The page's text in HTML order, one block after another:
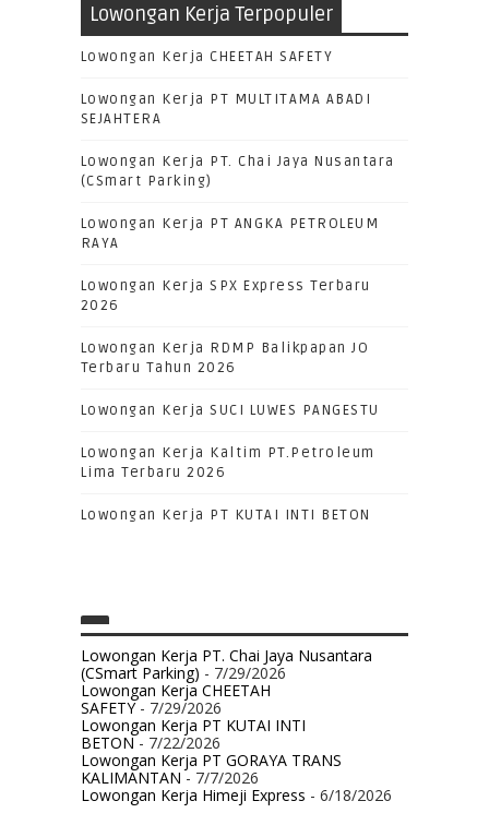
Lowongan Kerja Terpopuler
Lowongan Kerja CHEETAH SAFETY
Lowongan Kerja PT MULTITAMA ABADI
SEJAHTERA
Lowongan Kerja PT. Chai Jaya Nusantara
(CSmart Parking)
Lowongan Kerja PT ANGKA PETROLEUM
RAYA
Lowongan Kerja SPX Express Terbaru
2026
Lowongan Kerja RDMP Balikpapan JO
Terbaru Tahun 2026
Lowongan Kerja SUCI LUWES PANGESTU
Lowongan Kerja Kaltim PT.Petroleum
Lima Terbaru 2026
Lowongan Kerja PT KUTAI INTI BETON
Lowongan Kerja PT. Chai Jaya Nusantara
(CSmart Parking) - 7/29/2026
Lowongan Kerja CHEETAH
SAFETY- 7/29/2026
Lowongan Kerja PT KUTAI INTI
BETON- 7/22/2026
Lowongan Kerja PT GORAYA TRANS
KALIMANTAN- 7/7/2026
Lowongan Kerja Himeji Express - 6/18/2026